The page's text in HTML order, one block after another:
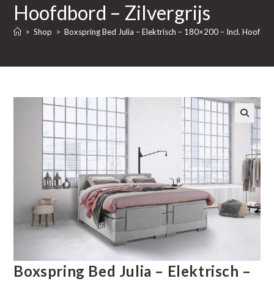
Hoofdbord – Zilvergrijs
> Shop > Boxspring Bed Julia – Elektrisch – 180×200 – Incl.
Boxspring Bed Julia – Elektrisch –